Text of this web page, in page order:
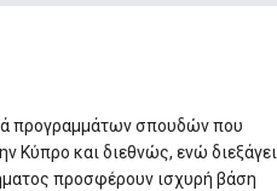
προγραμμάτων σπουδών που
Κύπρο και διεθνώς, ενώ διεξάγει
προσφέρουν ισχυρή βάση